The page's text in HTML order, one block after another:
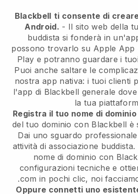
Blackbell ti consente di
Android. - Il sito web della
buddista si fonderà in
possono trovarlo su Apple App
Play e potranno guardare i
Puoi anche saltare le
nostra app nativa: i tuoi clienti
l'app di Blackbell generale
la tua
Registra il tuo nome di dominio
del tuo dominio con Blackbell è
Dai uno sguardo
attività di associazione buddista.
nome di dominio con
configurazioni tecniche e
.com in pochi clic, noi
Oppure connetti uno